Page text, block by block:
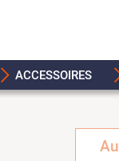
ACCESSOIRES